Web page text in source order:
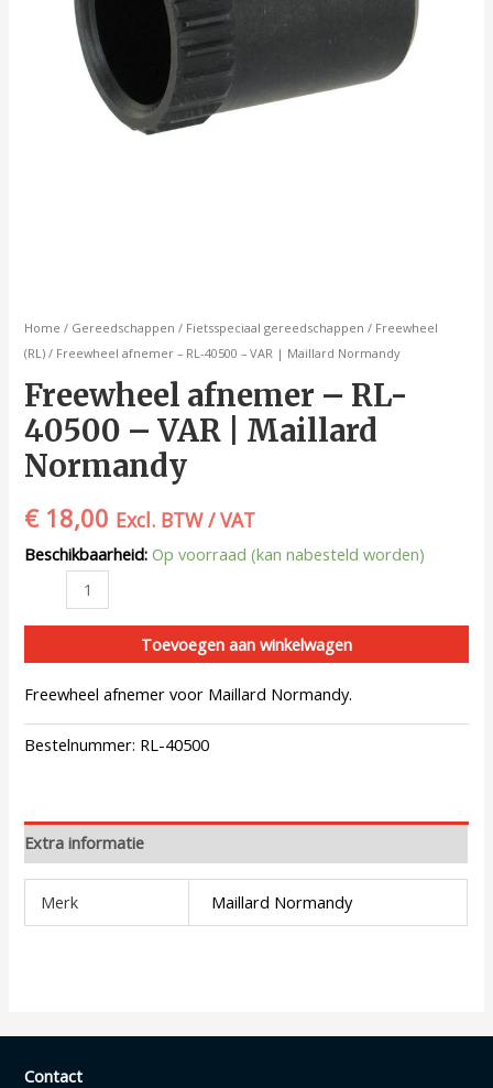
Home / Gereedschappen / Fietsspeciaal gereedschappen / Freewheel
(RL) / Freewheel afnemer – RL-40500 – VAR | Maillard Normandy
Freewheel afnemer – RL-
40500 – VAR | Maillard
Normandy
€18,00 Excl. BTW / VAT
Beschikbaarheid: Op voorraad (kan nabesteld worden)
Toevoegen aan winkelwagen
Freewheel afnemer voor Maillard Normandy.
Bestelnummer: RL-40500
Extra informatie
Merk Maillard Normandy
Contact